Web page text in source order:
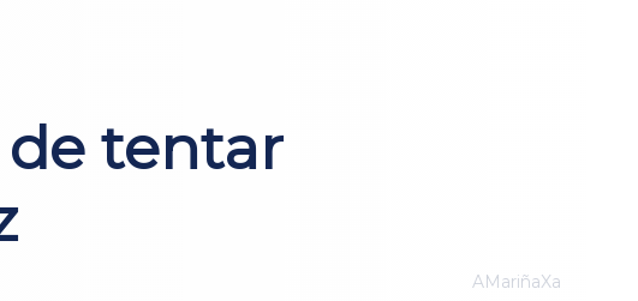
de tentar
AMariñaXa